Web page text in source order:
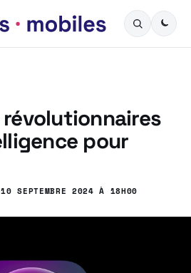
pour
10 SEPTEMBRE 2024 À 18H00